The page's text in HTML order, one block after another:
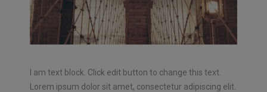
I am text block. Click edit button to change this text.
Lorem ipsum dolor sit amet, consectetur adipiscing elit.